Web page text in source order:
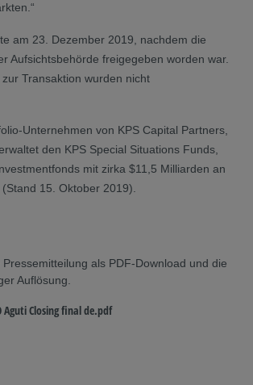
am 23. Dezember 2019, nachdem die
Aufsichtsbehörde freigegeben worden war.
Transaktion wurden nicht
Unternehmen von KPS Capital Partners,
den KPS Special Situations Funds,
mit zirka $11,5 Milliarden an
15. Oktober 2019).
als PDF-Download und die
Auflösung.
Aguti Closing final de.pdf